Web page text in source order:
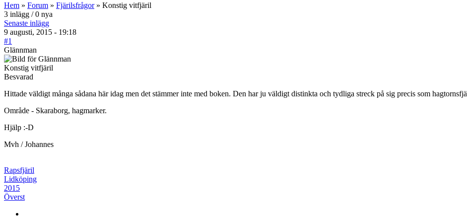
Hem » Forum » Fjärilsfrågor» Konstig vitfjäril
3 inlägg / 0 nya
Senaste inlägg
9 augusti, 2015 - 19:18
#1
Glännman
Konstig vitfjäril
Besvarad
Hittade väldigt många sådana här idag men det stämmer inte med boken. Den har ju väldigt distinkta och tydliga streck på sig precis som
Område - Skaraborg, hagmarker.
Hjälp :-D
Mvh / Johannes
Rapsfjäril
Lidköping
2015
Överst